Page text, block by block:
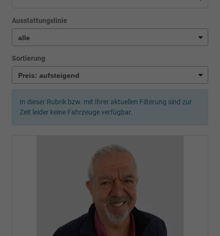
Ausstattungslinie
Sortierung
In dieser Rubrik bzw. mit Ihrer aktuellen Filterung sind zur
Zeit leider keine Fahrzeuge verfügbar.